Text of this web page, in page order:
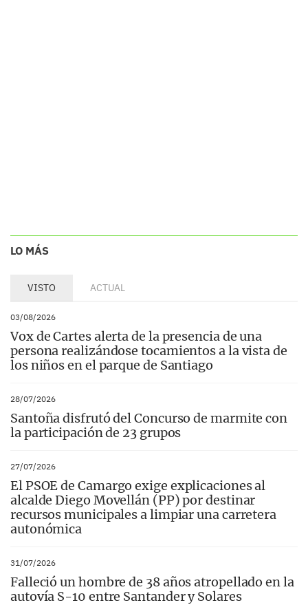
LO MÁS
VISTO ACTUAL
03/08/2026
Vox de Cartes alerta de la presencia de una
persona realizándose tocamientos a la vista de
los niños en el parque de Santiago
28/07/2026
Santoña disfrutó del Concurso de marmite con
la participación de 23 grupos
27/07/2026
El PSOE de Camargo exige explicaciones al
alcalde Diego Movellán (PP) por destinar
recursos municipales a limpiar una carretera
autonómica
31/07/2026
Falleció un hombre de 38 años atropellado en la
autovía S-10 entre Santander y Solares